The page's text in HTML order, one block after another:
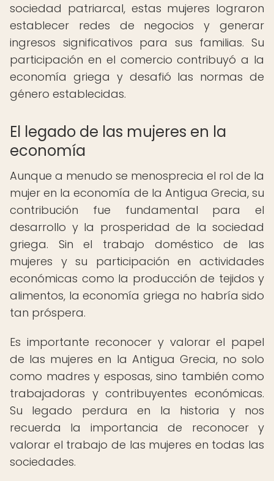
sociedad patriarcal, estas mujeres lograron
establecer redes de negocios y generar
ingresos significativos para sus familias. Su
participación en el comercio contribuyó a la
economía griega y desafió las normas de
género establecidas.
El legado de las mujeres en la
economía
Aunque a menudo se menosprecia el rol de la
mujer en la economía de la Antigua Grecia, su
contribución fue fundamental para el
desarrollo y la prosperidad de la sociedad
griega. Sin el trabajo doméstico de las
mujeres y su participación en actividades
económicas como la producción de tejidos y
alimentos, la economía griega no habría sido
tan próspera.
Es importante reconocer y valorar el papel
de las mujeres en la Antigua Grecia, no solo
como madres y esposas, sino también como
trabajadoras y contribuyentes económicas.
Su legado perdura en la historia y nos
recuerda la importancia de reconocer y
valorar el trabajo de las mujeres en todas las
sociedades.